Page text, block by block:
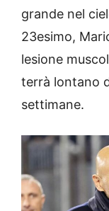
grande nel
23esimo,
lesione
terrà lontano
settimane.